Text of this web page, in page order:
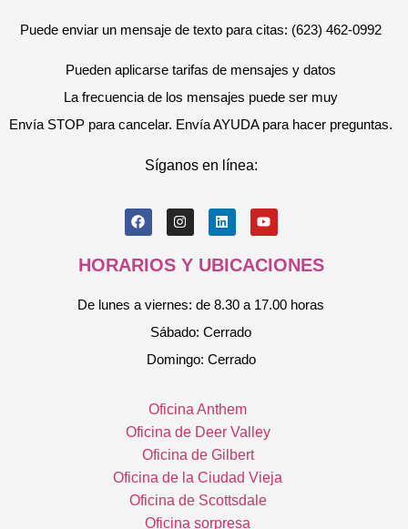
Puede enviar un mensaje de texto para citas: (623) 462-0992
Pueden aplicarse tarifas de mensajes y datos
La frecuencia de los mensajes puede ser muy
Envía STOP para cancelar. Envía AYUDA para hacer preguntas.
Síganos en línea:
HORARIOS Y UBICACIONES
De lunes a viernes: de 8.30 a 17.00 horas
Sábado: Cerrado
Domingo: Cerrado
Oficina Anthem
Oficina de Deer Valley
Oficina de Gilbert
Oficina de la Ciudad Vieja
Oficina de Scottsdale
Oficina sorpresa